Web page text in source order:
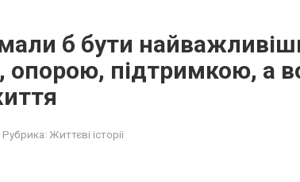
б бути
опорою, підтримкою, а
Рубрика: Життєві історії